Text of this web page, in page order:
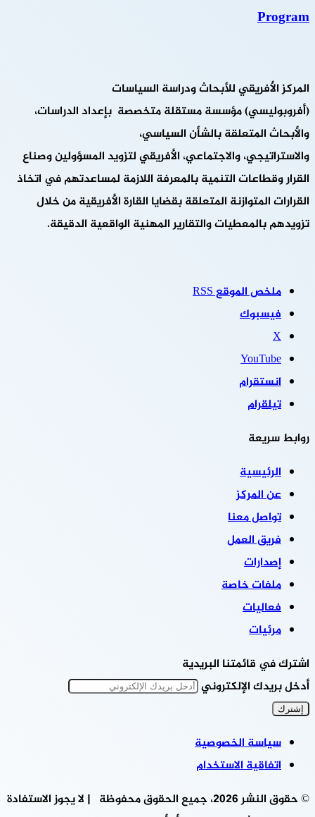
Program
المركز الأفريقي للأبحاث ودراسة السياسات
(أفروبوليسي) مؤسسة مستقلة متخصصة بإعداد الدراسات،
والأبحاث المتعلقة بالشأن السياسي،
والاستراتيجي، والاجتماعي، الأفريقي لتزويد المسؤولين وصناع
القرار وقطاعات التنمية بالمعرفة اللازمة لمساعدتهم في اتخاذ
القرارات المتوازنة المتعلقة بقضايا القارة الأفريقية من خلال
تزويدهم بالمعطيات والتقارير المهنية الواقعية الدقيقة.
ملخص الموقع RSS
فيسبوك
‫X
‫YouTube
انستقرام
تيلقرام
روابط سريعة
الرئيسية
عن المركز
تواصل معنا
فريق العمل
إصدارات
ملفات خاصة
فعاليات
مرئيات
اشترك في قائمتنا البريدية
أدخل بريدك الإلكتروني
سياسة الخصوصية
اتفاقية الاستخدام
© حقوق النشر 2026، جميع الحقوق محفوظة | لا يجوز الاستفادة